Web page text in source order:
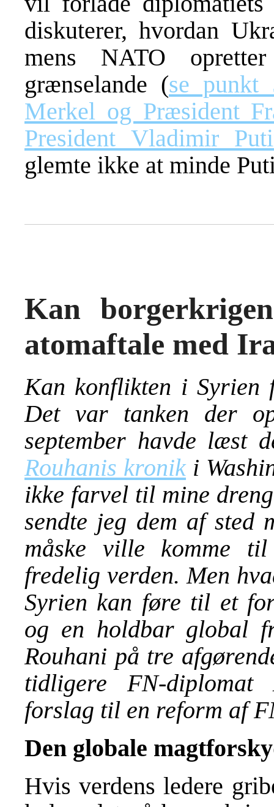
diskuterer, hvordan
mens NATO
grænselande (se punkt
Merkel og Præsident
President Vladimir
glemte ikke at minde
Kan
atomaftale med
Kan konflikten i Syrien
Det var tanken der
september havde læst
Rouhanis kroniki
ikke farvel til mine
sendte jeg dem af sted
måske ville komme
fredelig verden. Men
Syrien kan føre til et
og en holdbar global
Rouhani på tre
tidligere FN-
forslag til en reform af
Den globale
Hvis verdens ledere